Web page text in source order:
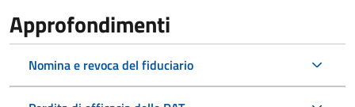
Approfondimenti
Nomina e revoca del fiduciario